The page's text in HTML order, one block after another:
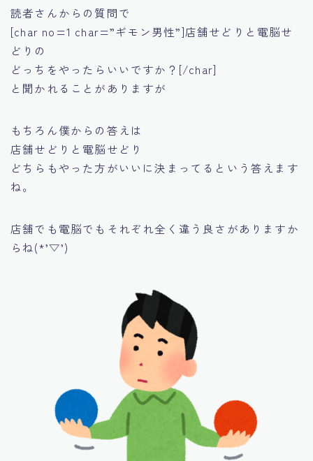
読者さんからの質問で
[char no=1 char=”ギモン男性”]店舗せどりと電脳せ
どりの
どっちをやったらいいですか？[/char]
と聞かれることがありますが
もちろん僕からの答えは
店舗せどりと電脳せどり
どちらもやった方がいいに決まってる という答えます
ね。
店舗でも電脳でもそれぞれ全く違う良さがありますか
らね(*’▽’)